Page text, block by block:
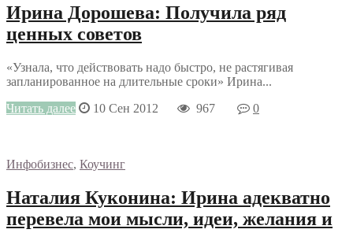
Ирина Дорошева: Получила ряд
ценных советов
«Узнала, что действовать надо быстро, не растягивая
запланированное на длительные сроки» Ирина...
Читать далее
10 Сен 2012 967 0
Инфобизнес, Коучинг
Наталия Куконина: Ирина адекватно
перевела мои мысли, идеи, желания и